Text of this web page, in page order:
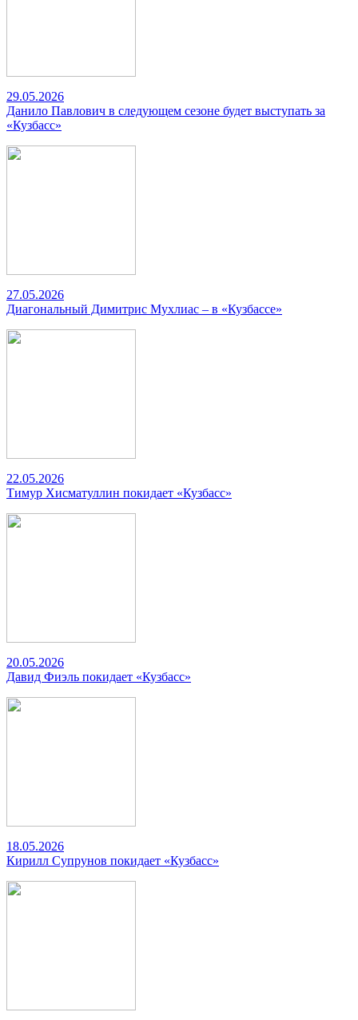
29.05.2026
Данило Павлович в следующем сезоне будет выступать за
«Кузбасс»
27.05.2026
Диагональный Димитрис Мухлиас – в «Кузбассе»
22.05.2026
Тимур Хисматуллин покидает «Кузбасс»
20.05.2026
Давид Фиэль покидает «Кузбасс»
18.05.2026
Кирилл Супрунов покидает «Кузбасс»